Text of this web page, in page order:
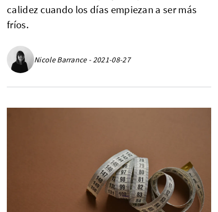
calidez cuando los días empiezan a ser más
fríos.
Nicole Barrance - 2021-08-27